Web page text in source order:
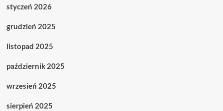
styczeń 2026
grudzień 2025
listopad 2025
październik 2025
wrzesień 2025
sierpień 2025